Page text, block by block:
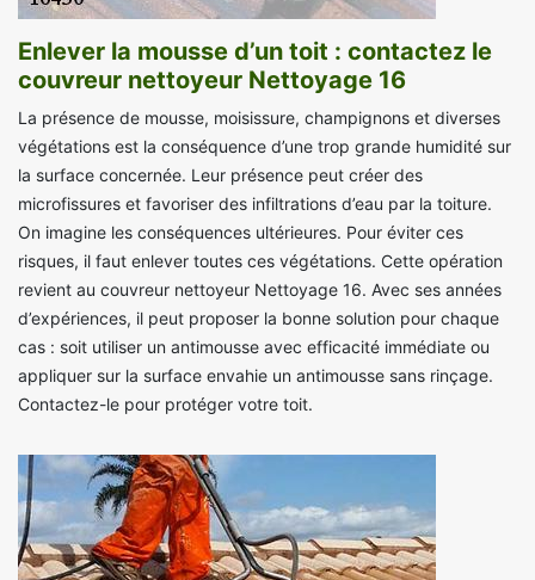
Enlever la mousse d’un toit : contactez le
couvreur nettoyeur Nettoyage 16
La présence de mousse, moisissure, champignons et diverses
végétations est la conséquence d’une trop grande humidité sur
la surface concernée. Leur présence peut créer des
microfissures et favoriser des infiltrations d’eau par la toiture.
On imagine les conséquences ultérieures. Pour éviter ces
risques, il faut enlever toutes ces végétations. Cette opération
revient au couvreur nettoyeur Nettoyage 16. Avec ses années
d’expériences, il peut proposer la bonne solution pour chaque
cas : soit utiliser un antimousse avec efficacité immédiate ou
appliquer sur la surface envahie un antimousse sans rinçage.
Contactez-le pour protéger votre toit.